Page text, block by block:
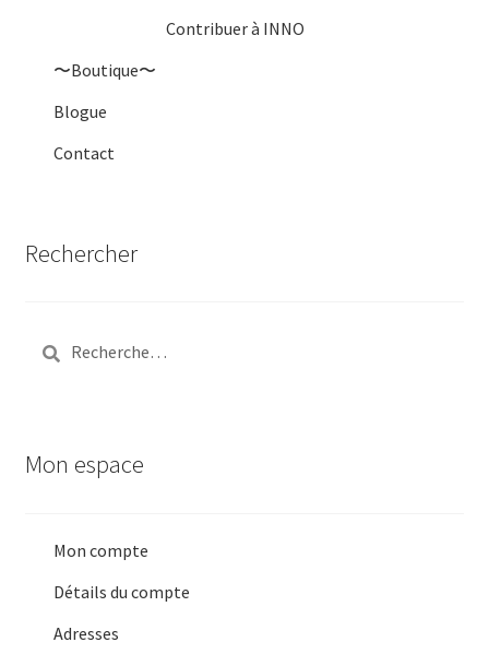
Contribuer à INNO
〜Boutique〜
Blogue
Contact
Rechercher
Rechercher :
Mon espace
Mon compte
Détails du compte
Adresses